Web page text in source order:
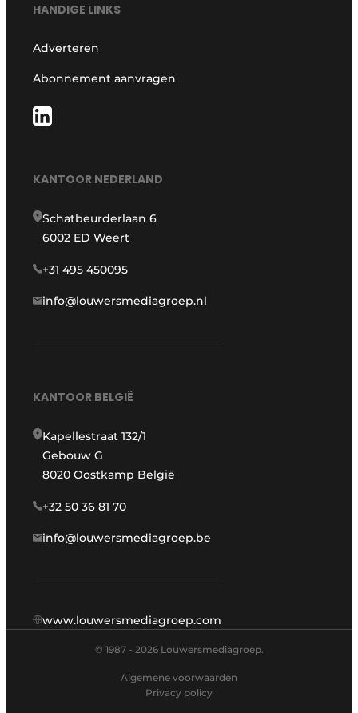
HANDIGE LINKS
Adverteren
Abonnement aanvragen
KANTOOR NEDERLAND
Schatbeurderlaan 6
6002 ED Weert
+31 495 450095
info@louwersmediagroep.nl
KANTOOR BELGIË
Kapellestraat 132/1
Gebouw G
8020 Oostkamp België
+32 50 36 81 70
info@louwersmediagroep.be
www.louwersmediagroep.com
© 1987 - 2026 Louwersmediagroep.
Algemene voorwaarden
Privacy policy